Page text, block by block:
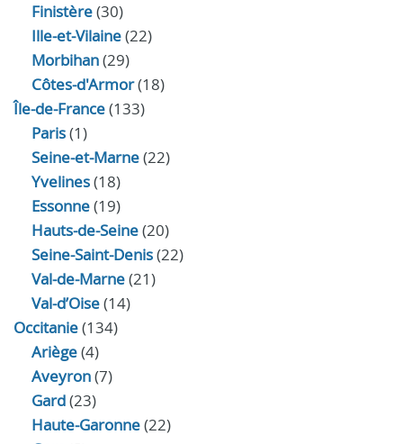
Finistère(30)
Ille-et-Vilaine(22)
Morbihan(29)
Côtes-d'Armor(18)
Île-de-France(133)
Paris(1)
Seine-et-Marne(22)
Yvelines(18)
Essonne(19)
Hauts-de-Seine(20)
Seine-Saint-Denis(22)
Val-de-Marne(21)
Val-d’Oise(14)
Occitanie(134)
Ariège(4)
Aveyron(7)
Gard(23)
Haute-Garonne(22)